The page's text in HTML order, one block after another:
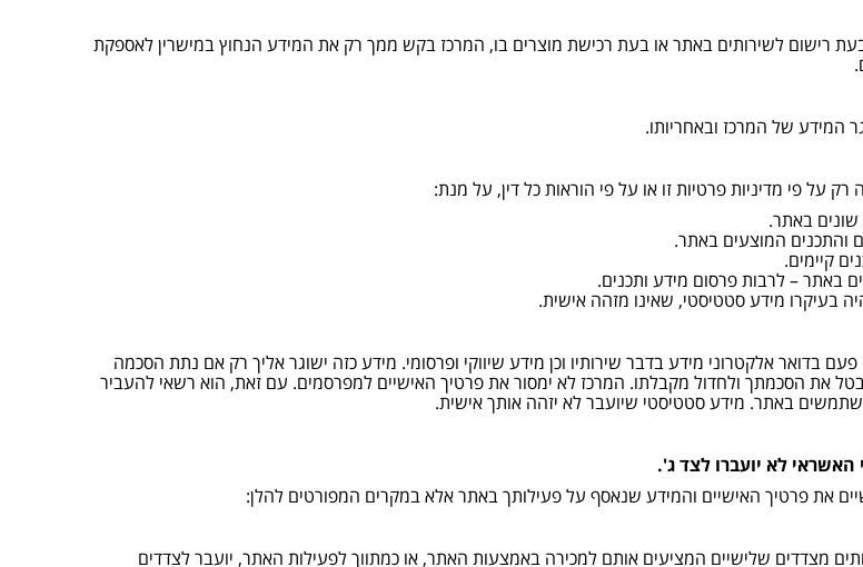
רישום לשירותים באתר או בעת רכישת מוצרים בו, המרכז בקש ממך רק את המידע הנחוץ במישרין לאספקת
המידע של המרכז ובאחריותו.
על פי מדיניות פרטיות זו או על פי הוראות כל דין, על מנת:
באתר.
והתכנים המוצעים באתר.
קיימים.
באתר – לרבות פרסום מידע ותכנים.
בעיקרו מידע סטטיסטי, שאינו מזהה אישית.
בדואר אלקטרוני מידע בדבר שירותיו וכן מידע שיווקי ופרסומי. מידע כזה ישוגר אליך רק אם נתת הסכמה
את הסכמתך ולחדול מקבלתו. המרכז לא ימסור את פרטיך האישיים למפרסמים. עם זאת, הוא רשאי להעביר
באתר. מידע סטטיסטי שיועבר לא יזהה אותך אישית.
לא יועברו לצד ג'.
את פרטיך האישיים והמידע שנאסף על פעילותך באתר אלא במקרים המפורטים להלן:
מצדדים שלישיים המציעים אותם למכירה באמצעות האתר, או כמתווך לפעילות האתר, יועבר לצדדים